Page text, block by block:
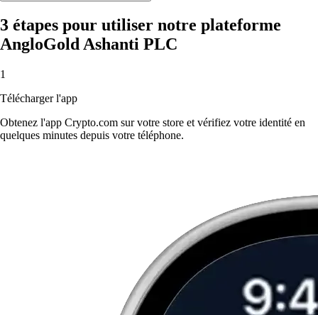
3 étapes pour utiliser notre plateforme
AngloGold Ashanti PLC
1
Télécharger l'app
Obtenez l'app Crypto.com sur votre store et vérifiez votre identité en
quelques minutes depuis votre téléphone.